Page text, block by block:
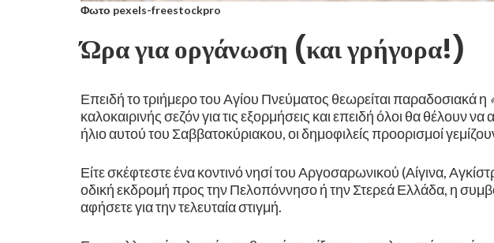
Φωτο pexels-freestockpro
​Ώρα για οργάνωση (και γρήγορα!) ​
Επειδή το τριήμερο του Αγίου Πνεύματος θεωρείται παραδοσιακά η
καλοκαιρινής σεζόν για τις εξορμήσεις και επειδή όλοι θα θέλουν
ήλιο αυτού του Σαββατοκύριακου, οι δημοφιλείς προορισμοί
​Είτε σκέφτεστε ένα κοντινό νησί του Αργοσαρωνικού (Αίγινα,
οδική εκδρομή προς την Πελοπόννησο ή την Στερεά Ελλάδα, η
αφήσετε για την τελευταία στιγμή.